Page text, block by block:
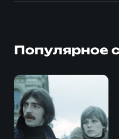
Популярное